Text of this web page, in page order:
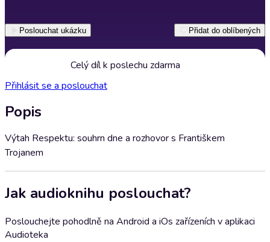
Poslouchat ukázku Přidat do oblíbených
Celý díl k poslechu zdarma
Přihlásit se a poslouchat
Popis
Výtah Respektu: souhrn dne a rozhovor s Františkem
Trojanem
Jak audioknihu poslouchat?
Poslouchejte pohodlně na Android a iOs zařízeních v aplikaci
Audioteka